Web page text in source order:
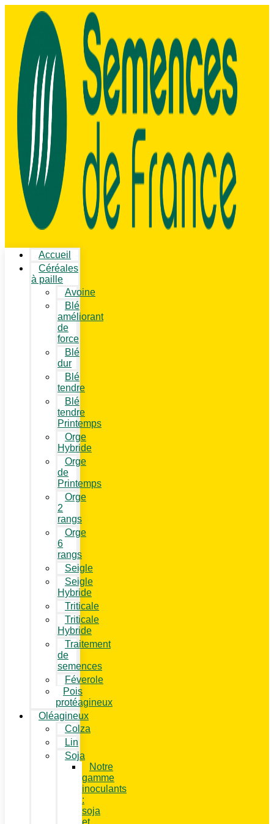
Accueil
Céréales
à paille
Avoine
Blé
améliorant
de
force
Blé
dur
Blé
tendre
Blé
tendre
Printemps
Orge
Hybride
Orge
de
Printemps
Orge
2
rangs
Orge
6
rangs
Seigle
Seigle
Hybride
Triticale
Triticale
Hybride
Traitement
de
semences
Féverole
Pois
protéagineux
Oléagineux
Colza
Lin
Soja
Notre
gamme
inoculants
:
soja
et